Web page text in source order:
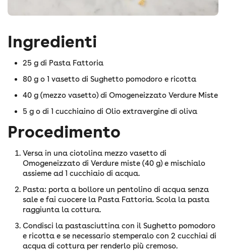
Ingredienti
25 g di Pasta Fattoria
80 g o 1 vasetto di Sughetto pomodoro e ricotta
40 g (mezzo vasetto) di Omogeneizzato Verdure Miste
5 g o di 1 cucchiaino di Olio extravergine di oliva
Procedimento
Versa in una ciotolina mezzo vasetto di
Omogeneizzato di Verdure miste (40 g) e mischialo
assieme ad 1 cucchiaio di acqua.
Pasta: porta a bollore un pentolino di acqua senza
sale e fai cuocere la Pasta Fattoria. Scola la pasta
raggiunta la cottura.
Condisci la pastasciuttina con il Sughetto pomodoro
e ricotta e se necessario stemperalo con 2 cucchiai di
acqua di cottura per renderlo più cremoso.